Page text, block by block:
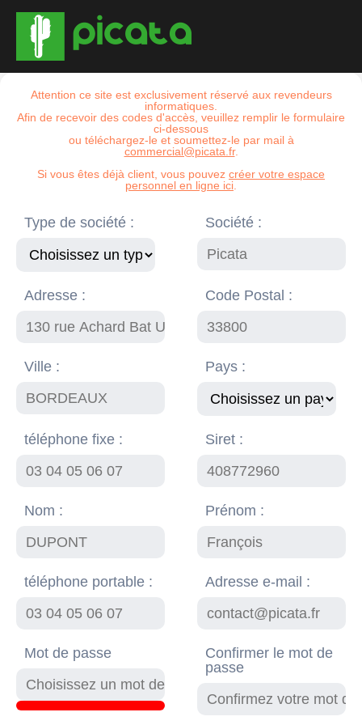
Attention ce site est exclusivement réservé aux revendeurs
informatiques.
Afin de recevoir des codes d'accès, veuillez remplir le formulaire
ci-dessous
ou téléchargez-le et soumettez-le par mail à
commercial@picata.fr.
Si vous êtes déjà client, vous pouvez créer votre espace
personnel en ligne ici
Type de société : Société :
Adresse : Code Postal :
Ville : Pays :
téléphone fixe : Siret :
Nom : Prénom :
téléphone portable : Adresse e-mail :
Mot de passe
Confirmer le mot de
passe